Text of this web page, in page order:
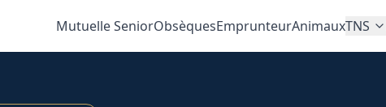
Mutuelle SeniorObsèquesEmprunteurAnimauxTNS